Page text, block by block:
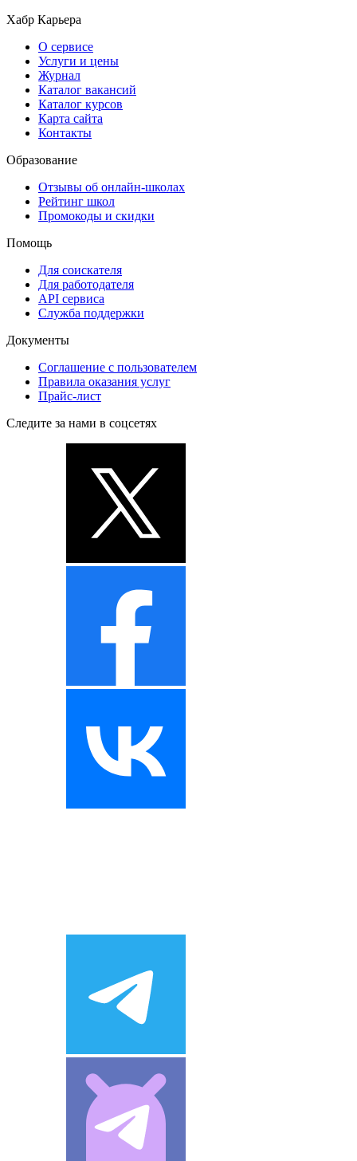
Хабр Карьера
О сервисе
Услуги и цены
Журнал
Каталог вакансий
Каталог курсов
Карта сайта
Контакты
Образование
Отзывы об онлайн-школах
Рейтинг школ
Промокоды и скидки
Помощь
Для соискателя
Для работодателя
API сервиса
Служба поддержки
Документы
Соглашение с пользователем
Правила оказания услуг
Прайс-лист
Следите за нами в соцсетях